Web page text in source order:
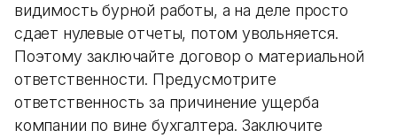
видимость бурной работы, а на деле просто
сдает нулевые отчеты, потом увольняется.
Поэтому заключайте договор о материальной
ответственности. Предусмотрите
ответственность за причинение ущерба
компании по вине бухгалтера. Заключите